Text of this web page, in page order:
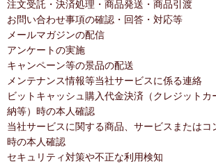
注文受託・決済処理・商品発送・商品引渡
お問い合わせ事項の確認・回答・対応等
メールマガジンの配信
アンケートの実施
キャンペーン等の景品の配送
メンテナンス情報等当社サービスに係る連絡
ビットキャッシュ購入代金決済（クレジットカ
納等）時の本人確認
当社サービスに関する商品、サービスまたはコ
時の本人確認
セキュリティ対策や不正な利用検知